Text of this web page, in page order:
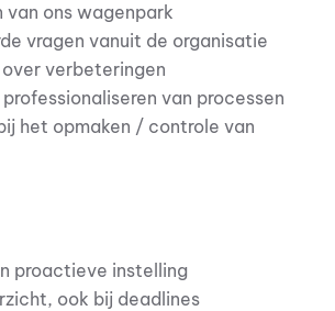
ons wagenpark
vragen vanuit de organisatie
verbeteringen
van processen
het opmaken / controle van
proactieve instelling
ook bij deadlines